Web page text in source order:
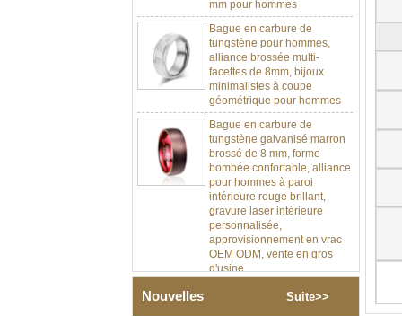
Bague en carbure de
tungstène pour hommes,
alliance brossée multi-
facettes de 8mm, bijoux
minimalistes à coupe
géométrique pour hommes
Bague en carbure de
tungstène galvanisé marron
brossé de 8 mm, forme
bombée confortable, alliance
pour hommes à paroi
intérieure rouge brillant,
gravure laser intérieure
personnalisée,
approvisionnement en vrac
OEM ODM, vente en gros
d'usine
Bague en carbure de
tungstène argenté poli de 8
Nouvelles Suite>>